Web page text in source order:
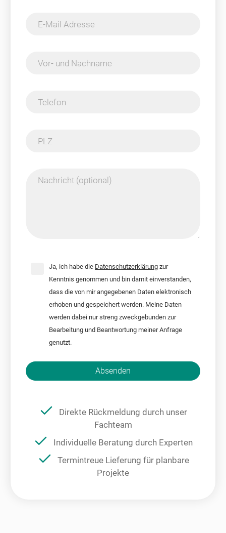
E-Mail Adresse
Vor- und Nachname
Telefon
PLZ
Nachricht (optional)
Ja, ich habe die Datenschutzerklärung zur
Kenntnis genommen und bin damit einverstanden,
dass die von mir angegebenen Daten elektronisch
erhoben und gespeichert werden. Meine Daten
werden dabei nur streng zweckgebunden zur
Bearbeitung und Beantwortung meiner Anfrage
genutzt.
Bitte nicht ausfüllen.Absenden
Direkte Rückmeldung durch unser
Fachteam
Individuelle Beratung durch Experten
Termintreue Lieferung für planbare
Projekte